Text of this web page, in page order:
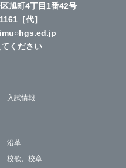
旭町4丁目1番42号
［代］
ください
入試情報
沿革
校歌、校章